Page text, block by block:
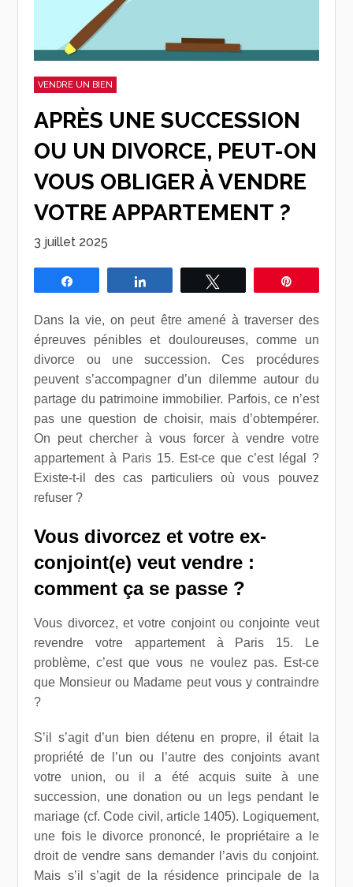
VENDRE UN BIEN
APRÈS UNE SUCCESSION
OU UN DIVORCE, PEUT-ON
VOUS OBLIGER À VENDRE
VOTRE APPARTEMENT ?
3 juillet 2025
Dans la vie, on peut être amené à traverser des
épreuves pénibles et douloureuses, comme un
divorce ou une succession. Ces procédures
peuvent s’accompagner d’un dilemme autour du
partage du patrimoine immobilier. Parfois, ce n’est
pas une question de choisir, mais d’obtempérer.
On peut chercher à vous forcer à vendre votre
appartement à Paris 15. Est-ce que c’est légal ?
Existe-t-il des cas particuliers où vous pouvez
refuser ?
Vous divorcez et votre ex-
conjoint(e) veut vendre :
comment ça se passe ?
Vous divorcez, et votre conjoint ou conjointe veut
revendre votre appartement à Paris 15. Le
problème, c’est que vous ne voulez pas. Est-ce
que Monsieur ou Madame peut vous y contraindre
?
S’il s’agit d’un bien détenu en propre, il était la
propriété de l’un ou l’autre des conjoints avant
votre union, ou il a été acquis suite à une
succession, une donation ou un legs pendant le
mariage (cf. Code civil, article 1405). Logiquement,
une fois le divorce prononcé, le propriétaire a le
droit de vendre sans demander l’avis du conjoint.
Mais s’il s’agit de la résidence principale de la